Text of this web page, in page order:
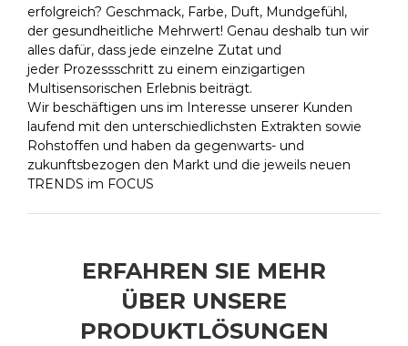
erfolgreich? Geschmack, Farbe, Duft, Mundgefühl,
der gesundheitliche Mehrwert! Genau deshalb tun wir
alles dafür, dass jede einzelne Zutat und
jeder Prozessschritt zu einem einzigartigen
Multisensorischen Erlebnis beiträgt.
Wir beschäftigen uns im Interesse unserer Kunden
laufend mit den unterschiedlichsten Extrakten sowie
Rohstoffen und haben da gegenwarts- und
zukunftsbezogen den Markt und die jeweils neuen
TRENDS im FOCUS
ERFAHREN SIE MEHR
ÜBER UNSERE
PRODUKTLÖSUNGEN